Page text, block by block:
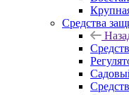
Средства